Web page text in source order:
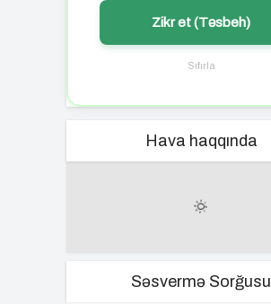
Zikr et (Təsbeh)
Sıfırla
Hava haqqında
Səsvermə Sorğusu